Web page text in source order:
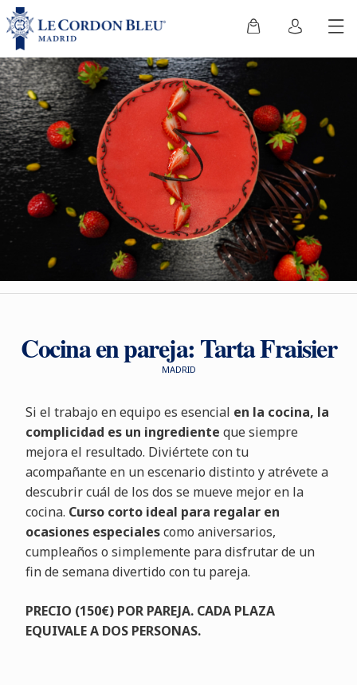
Cocina en pareja: Tarta Fraisier
MADRID
Si el trabajo en equipo es esencial en la cocina, la
complicidad es un ingrediente que siempre
mejora el resultado. Diviértete con tu
acompañante en un escenario distinto y atrévete a
descubrir cuál de los dos se mueve mejor en la
cocina. Curso corto ideal para regalar en
ocasiones especialescomo aniversarios,
cumpleaños o simplemente para disfrutar de un
fin de semana divertido con tu pareja.
PRECIO (150€) POR PAREJA. CADA PLAZA
EQUIVALE A DOS PERSONAS.